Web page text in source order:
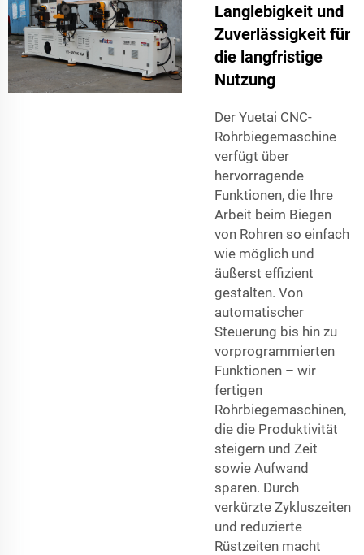
Langlebigkeit und
Zuverlässigkeit für
die langfristige
Nutzung
Der Yuetai CNC-
Rohrbiegemaschine
verfügt über
hervorragende
Funktionen, die Ihre
Arbeit beim Biegen
von Rohren so einfach
wie möglich und
äußerst effizient
gestalten. Von
automatischer
Steuerung bis hin zu
vorprogrammierten
Funktionen – wir
fertigen
Rohrbiegemaschinen,
die die Produktivität
steigern und Zeit
sowie Aufwand
sparen. Durch
verkürzte Zykluszeiten
und reduzierte
Rüstzeiten macht